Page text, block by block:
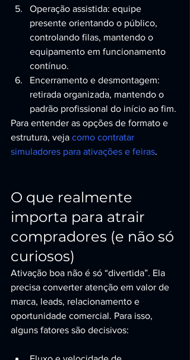
Operação assistida: equipe
presente orientando o público,
controlando filas, mantendo o
equipamento em funcionamento
contínuo.
Encerramento e desmontagem:
retirada organizada, mantendo o
padrão profissional do início ao fim.
Para entender as opções de formato e
estrutura, veja como contratar
simuladores para ativações e feiras.
O que realmente
importa para atrair
compradores (e não só
curiosos)
Ativação boa não é só “divertida”. Ela
precisa converter atenção em valor de
marca, leads, relacionamento e
oportunidade comercial. Para isso,
alguns fatores são decisivos: